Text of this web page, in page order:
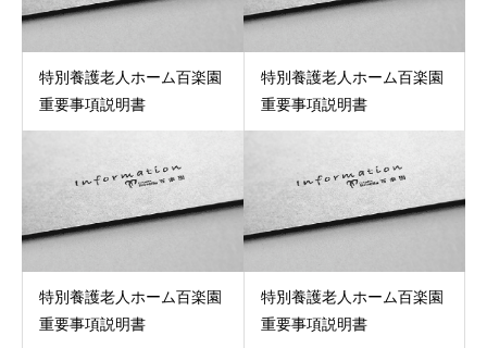
特別養護老人ホーム百楽園
重要事項説明書
特別養護老人ホーム百楽園
重要事項説明書
特別養護老人ホーム百楽園
重要事項説明書
特別養護老人ホーム百楽園
重要事項説明書